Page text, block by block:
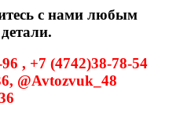
с нами любым
, +7 (4742)38-78-54
@Avtozvuk_48